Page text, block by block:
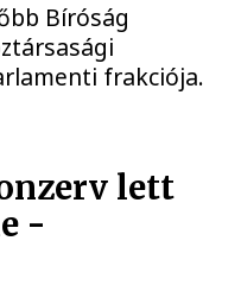
Bíróság
frakciója.
lett
-